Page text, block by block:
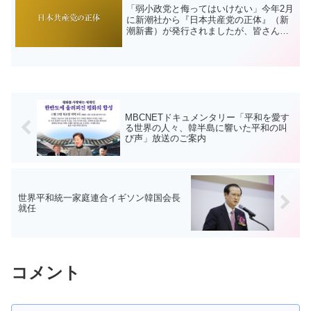
「弱小政党と侮ってはいけない」今年2月
に新潮社から『日本共産党の正体』（新
潮新書）が発行されましたが、皆さんご
MBCNETドキュメンタリー「平和を愛す
る世界の人々、韓半島に響いた平和の叫
び声」放送のご案内
世界平和統一家庭連合イギソン韓国会長
就任
コメント